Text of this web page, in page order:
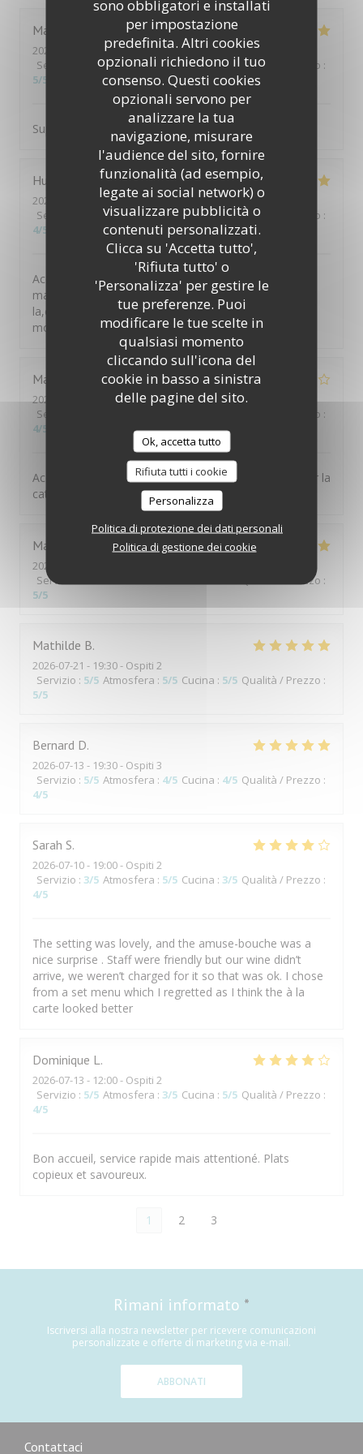
sono obbligatori e installati
per impostazione
predefinita. Altri cookies
opzionali richiedono il tuo
consenso. Questi cookies
opzionali servono per
analizzare la tua
navigazione, misurare
l'audience del sito, fornire
funzionalità (ad esempio,
legate ai social network) o
visualizzare pubblicità o
contenuti personalizzati.
Clicca su 'Accetta tutto',
'Rifiuta tutto' o
'Personalizza' per gestire le
tue preferenze. Puoi
modificare le tue scelte in
qualsiasi momento
cliccando sull'icona del
cookie in basso a sinistra
delle pagine del sito.
Ok, accetta tutto
Rifiuta tutti i cookie
Personalizza
Politica di protezione dei dati personali
Politica di gestione dei cookie
Martine
2026-07-31
- 19:30 - Ospiti 2
Servizio
/5 Atmosfera: 5/5 Cucina:5/5 Qualità / Prezzo :
5/5
Super cadre. Accueil excellent. Le repas était très bon.
Hubert
2026-07-29
- 19:30 - Ospiti 3
Servizio
Atmosfera:4/5 Cucina: 4/5 Qualità / Prezzo :
4/5
Accueil sympathique dans cet hôtel peu conventionnel
mais aux chambres confortables bien situé en face de
la,cathédrale. Restaurant de qualité à pratiquer sans
modération.
Marc
2026-07-21
- 12:30 - Ospiti 4
Servizio
Qualità / Prezzo :
4/5
Accueil chaleureux, bons plats et terrasse avec vue sur la
cathëdrale
Martin
2026-07-20
Servizio
Qualità / Prezzo :
5/5
Mathilde B
2026-07-21 - 19:30 - Ospiti 2
Servizio : 5/5 Atmosfera : 5/5 Cucina : 5/5 Qualità / Prezzo :
5/5
Bernard D
2026-07-13 - 19:30 - Ospiti 3
Servizio : 5/5 Atmosfera : 4/5 Cucina : 4/5 Qualità / Prezzo :
4/5
Sarah S
2026-07-10- 19:00 - Ospiti 2
Servizio : 3/5 Atmosfera : 5/5 Cucina : 3/5 Qualità / Prezzo :
4/5
The setting was lovely, and the amuse-bouche was a
nice surprise . Staff were friendly but our wine didn’t
arrive, we weren’t charged for it so that was ok. I chose
from a set menu which I regretted as I think the à la
carte looked better
Dominique L
2026-07-13 - 12:00 - Ospiti 2
Servizio : 5/5 Atmosfera : 3/5 Cucina : 5/5 Qualità / Prezzo :
4/5
Bon accueil, service rapide mais attentioné. Plats
copieux et savoureux.
1 2 3
Rimani informato *
Iscriversi alla nostra newsletter per ricevere comunicazioni
personalizzate e offerte di marketing via e-mail.
ABBONATI
Contattaci